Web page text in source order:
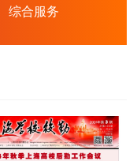
综合服务